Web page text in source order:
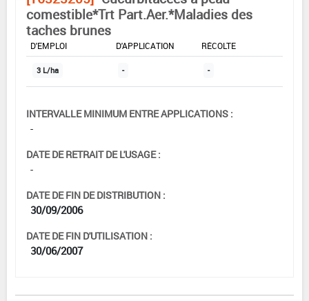
comestible*Trt Part.Aer.*Maladies des
taches brunes
DOSE MAX
D'EMPLOI
D'APPLICATION
RÉCOLTE
3 L/ha - -
INTERVALLE MINIMUM ENTRE APPLICATIONS :
-
DATE DE RETRAIT DE L'USAGE :
-
DATE DE FIN DE DISTRIBUTION :
30/09/2006
DATE DE FIN D'UTILISATION :
30/06/2007